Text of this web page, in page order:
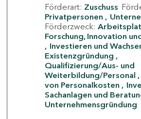
Förderart: Zuschuss
Privatpersonen
Förderzweck:
Forschung, Innovation
Investieren und
Existenzgründung
Qualifizierung/Aus- und
Weiterbildung/Personal
von Personalkosten
Sachanlagen und
Unternehmensgründung